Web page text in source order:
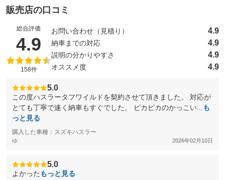
販売店の口コミ
総合評価
4.9 （5点満点中）
158件
お問い合わせ（見積り） 4.9
納車までの対応 4.9
説明の分かりやすさ 4.9
オススメ度 4.9
5.0
この度ハスラータフワイルドを契約させて頂きました。 対応が
とても丁寧で速く納車もすぐでした。 ピカピカのかっこい...
も
っと見る
購入した車種：スズキハスラー
ゆ 2026年02月10日
5.0
よかった もっと見る